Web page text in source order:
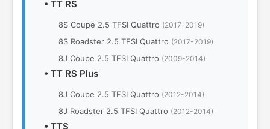
• TT RS
8S Coupe 2.5 TFSI Quattro (2017-2019)
8S Roadster 2.5 TFSI Quattro (2017-2019)
8J Coupe 2.5 TFSI Quattro (2009-2014)
• TT RS Plus
8J Coupe 2.5 TFSI Quattro (2012-2014)
8J Roadster 2.5 TFSI Quattro (2012-2014)
• TTS